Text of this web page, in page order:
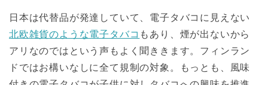
日本は代替品が発達していて、電子タバコに見えない
北欧雑貨のような電子タバコ もあり、煙が出ないから
アリなのではという声もよく聞ききます。フィンラン
ドではお構いなしに全て規制の対象。もっとも、風味